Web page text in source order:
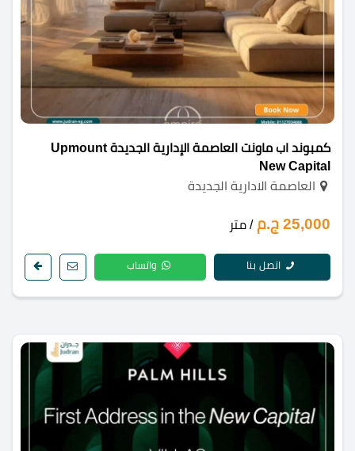
كمبوند اب ماونت العاصمة الإدارية الجديدة Upmount
New Capital
العاصمة الادارية الجديدة
25,000 ج.م / متر
اتصل بنا واتساب